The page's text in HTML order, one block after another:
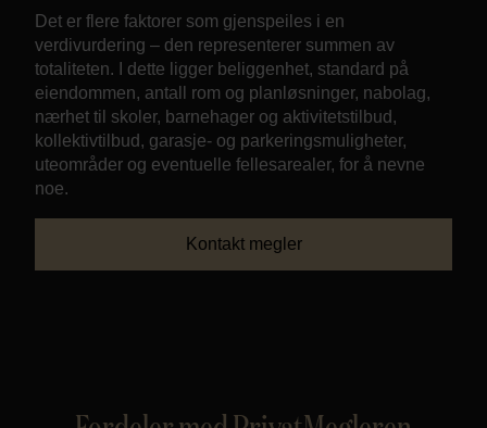
Det er flere faktorer som gjenspeiles i en
verdivurdering – den representerer summen av
totaliteten. I dette ligger beliggenhet, standard på
eiendommen, antall rom og planløsninger, nabolag,
nærhet til skoler, barnehager og aktivitetstilbud,
kollektivtilbud, garasje- og parkeringsmuligheter,
uteområder og eventuelle fellesarealer, for å nevne
noe.
Kontakt megler